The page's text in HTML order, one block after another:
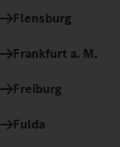
Flensburg
Frankfurt a. M.
Freiburg
Fulda